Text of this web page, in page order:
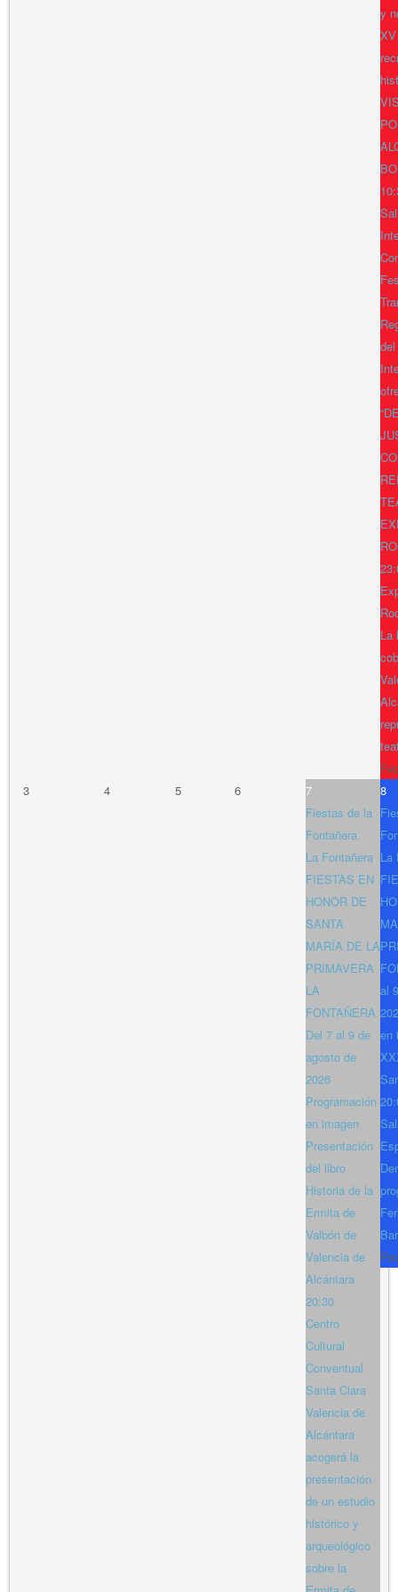
y
La
3
4 5 6
7
Fiestas de la
Fontañera
La Fontañera
FIESTAS EN
HONOR DE
SANTA
MARÍA DE LA
PRIMAVERA
LA
FONTAÑERA
Del 7 al 9 de
agosto de
2026
Programación
en imagen
Presentación
del libro
Historia de la
Ermita de
Valbón de
Valencia de
Alcántara
20:30
Centro
Cultural
Conventual
Santa Clara
Valencia de
Alcántara
acogerá la
presentación
de un estudio
histórico y
arqueológico
sobre la
8
La
al
en